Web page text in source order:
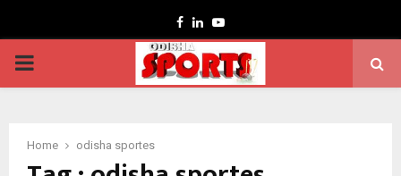
Facebook
LinkedinYoutube
PRIMARY
Home odisha sportes